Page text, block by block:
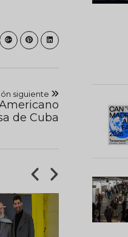
siguiente
de Cuba